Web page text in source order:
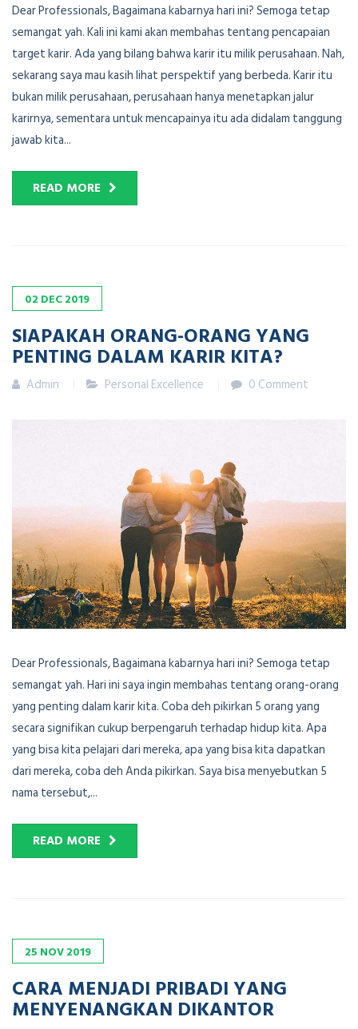
Dear Professionals, Bagaimana kabarnya hari ini? Semoga tetap
semangat yah. Kali ini kami akan membahas tentang pencapaian
target karir. Ada yang bilang bahwa karir itu milik perusahaan. Nah,
sekarang saya mau kasih lihat perspektif yang berbeda. Karir itu
bukan milik perusahaan, perusahaan hanya menetapkan jalur
karirnya, sementara untuk mencapainya itu ada didalam tanggung
jawab kita...
READ MORE
02 DEC2019
SIAPAKAH ORANG-ORANG YANG
PENTING DALAM KARIR KITA?
Admin Personal Excellence 0 Comment
Dear Professionals, Bagaimana kabarnya hari ini? Semoga tetap
semangat yah. Hari ini saya ingin membahas tentang orang-orang
yang penting dalam karir kita. Coba deh pikirkan 5 orang yang
secara signifikan cukup berpengaruh terhadap hidup kita. Apa
yang bisa kita pelajari dari mereka, apa yang bisa kita dapatkan
dari mereka, coba deh Anda pikirkan. Saya bisa menyebutkan 5
nama tersebut,...
READ MORE
25 NOV2019
CARA MENJADI PRIBADI YANG
MENYENANGKAN DIKANTOR